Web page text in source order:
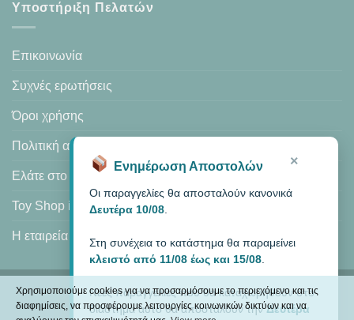
Υποστήριξη Πελατών
Επικοινωνία
Συχνές ερωτήσεις
Όροι χρήσης
Πολιτική απορρήτου
Ελάτε στο κατάστημά μας
Toy Shop in Heraklion
Η εταιρεία μας
Visa PayPal MasterCard
Cash
On
×
Ενημέρωση Αποστολών
Οι παραγγελίες θα αποσταλούν κανονικά
Δευτέρα 10/08
Στη συνέχεια το κατάστημα θα παραμείνει
κλειστό από 11/08 έως και 15/08
Νέες παραγγελίες που θα καταχωρηθούν στο
διάστημα αυτό θα αποσταλούν τηνΔευτέρα
Χρησιμοποιούμε cookies για να προσαρμόσουμε το περιεχόμενο και τις
διαφημίσεις, να προσφέρουμε λειτουργίες κοινωνικών δικτύων και να